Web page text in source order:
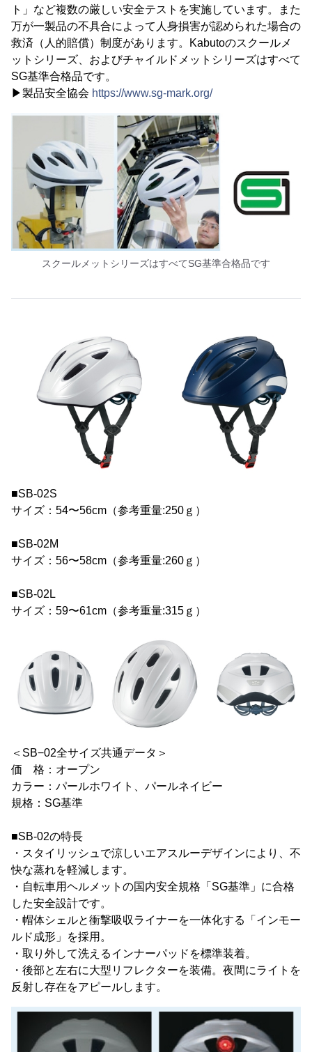
ト」など複数の厳しい安全テストを実施しています。また
万が一製品の不具合によって人身損害が認められた場合の
救済（人的賠償）制度があります。Kabutoのスクールメ
ットシリーズ、およびチャイルドメットシリーズはすべて
SG基準合格品です。
▶製品安全協会 https://www.sg-mark.org/
スクールメットシリーズはすべてSG基準合格品です
■SB-02S
サイズ：54〜56cm（参考重量:250ｇ）
■SB-02M
サイズ：56〜58cm（参考重量:260ｇ）
■SB-02L
サイズ：59〜61cm（参考重量:315ｇ）
＜SB−02全サイズ共通データ＞
価 格：オープン
カラー：パールホワイト、パールネイビー
規格：SG基準
■SB-02の特長
・スタイリッシュで涼しいエアスルーデザインにより、不
快な蒸れを軽減します。
・自転車用ヘルメットの国内安全規格「SG基準」に合格
した安全設計です。
・帽体シェルと衝撃吸収ライナーを一体化する「インモー
ルド成形」を採用。
・取り外して洗えるインナーパッドを標準装着。
・後部と左右に大型リフレクターを装備。夜間にライトを
反射し存在をアピールします。